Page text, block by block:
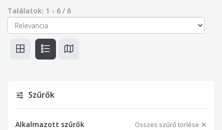
Találatok: 1 - 6 / 6
Szűrők
Alkalmazott szűrők Összes szűrő törlése